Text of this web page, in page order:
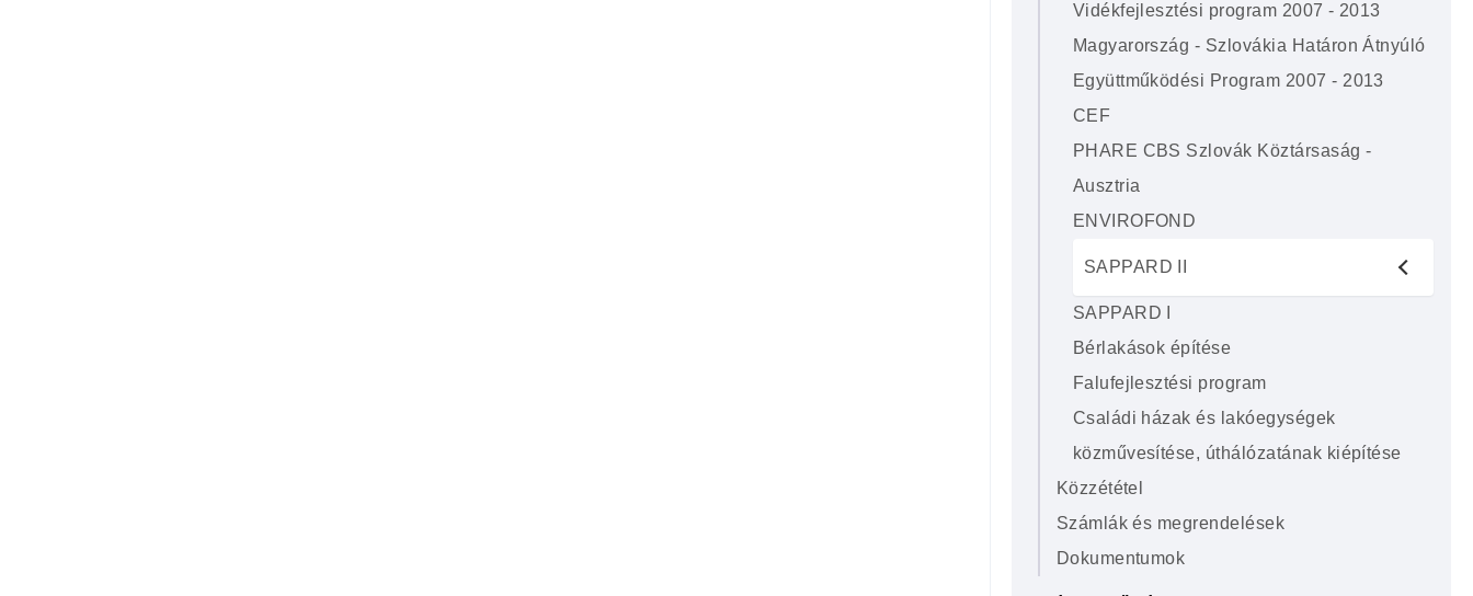
Vidékfejlesztési program 2007 - 2013
Magyarország - Szlovákia Határon Átnyúló
Együttműködési Program 2007 - 2013
CEF
PHARE CBS Szlovák Köztársaság -
Ausztria
ENVIROFOND
SAPPARD II
SAPPARD I
Bérlakások építése
Falufejlesztési program
Családi házak és lakóegységek
közművesítése, úthálózatának kiépítése
Közzététel
Számlák és megrendelések
Dokumentumok